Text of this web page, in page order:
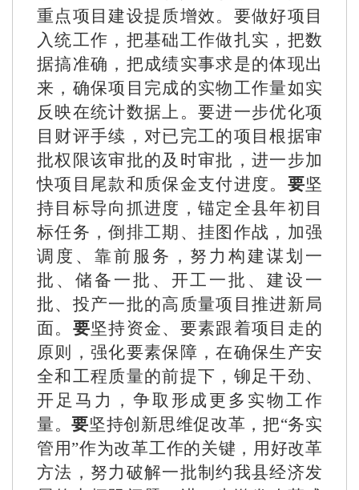
重点项目建设提质增效。要做好项目
入统工作，把基础工作做扎实，把数
据搞准确，把成绩实事求是的体现出
来，确保项目完成的实物工作量如实
反映在统计数据上。要进一步优化项
目财评手续，对已完工的项目根据审
批权限该审批的及时审批，进一步加
快项目尾款和质保金支付进度。 要坚
持目标导向抓进度，锚定全县年初目
标任务，倒排工期、挂图作战，加强
调度、靠前服务，努力构建谋划一
批、储备一批、开工一批、建设一
批、投产一批的高质量项目推进新局
面。 要坚持资金、要素跟着项目走的
原则，强化要素保障，在确保生产安
全和工程质量的前提下，铆足干劲、
开足马力，争取形成更多实物工作
量。要坚持创新思维促改革，把“务实
管用”作为改革工作的关键，用好改革
方法，努力破解一批制约我县经济发